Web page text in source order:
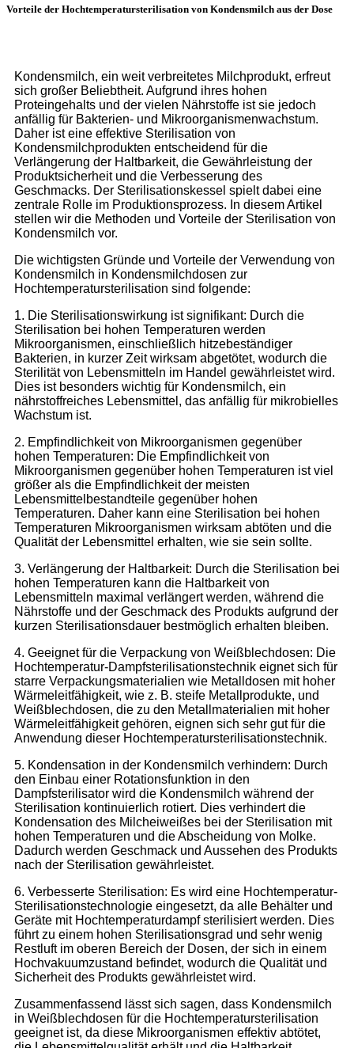
Vorteile der Hochtemperatursterilisation von Kondensmilch aus der Dose
Kondensmilch, ein weit verbreitetes Milchprodukt, erfreut
sich großer Beliebtheit. Aufgrund ihres hohen
Proteingehalts und der vielen Nährstoffe ist sie jedoch
anfällig für Bakterien- und Mikroorganismenwachstum.
Daher ist eine effektive Sterilisation von
Kondensmilchprodukten entscheidend für die
Verlängerung der Haltbarkeit, die Gewährleistung der
Produktsicherheit und die Verbesserung des
Geschmacks. Der Sterilisationskessel spielt dabei eine
zentrale Rolle im Produktionsprozess. In diesem Artikel
stellen wir die Methoden und Vorteile der Sterilisation von
Kondensmilch vor.
Die wichtigsten Gründe und Vorteile der Verwendung von
Kondensmilch in Kondensmilchdosen zur
Hochtemperatursterilisation sind folgende:
1. Die Sterilisationswirkung ist signifikant: Durch die
Sterilisation bei hohen Temperaturen werden
Mikroorganismen, einschließlich hitzebeständiger
Bakterien, in kurzer Zeit wirksam abgetötet, wodurch die
Sterilität von Lebensmitteln im Handel gewährleistet wird.
Dies ist besonders wichtig für Kondensmilch, ein
nährstoffreiches Lebensmittel, das anfällig für mikrobielles
Wachstum ist.
2. Empfindlichkeit von Mikroorganismen gegenüber
hohen Temperaturen: Die Empfindlichkeit von
Mikroorganismen gegenüber hohen Temperaturen ist viel
größer als die Empfindlichkeit der meisten
Lebensmittelbestandteile gegenüber hohen
Temperaturen. Daher kann eine Sterilisation bei hohen
Temperaturen Mikroorganismen wirksam abtöten und die
Qualität der Lebensmittel erhalten, wie sie sein sollte.
3. Verlängerung der Haltbarkeit: Durch die Sterilisation bei
hohen Temperaturen kann die Haltbarkeit von
Lebensmitteln maximal verlängert werden, während die
Nährstoffe und der Geschmack des Produkts aufgrund der
kurzen Sterilisationsdauer bestmöglich erhalten bleiben.
4. Geeignet für die Verpackung von Weißblechdosen: Die
Hochtemperatur-Dampfsterilisationstechnik eignet sich für
starre Verpackungsmaterialien wie Metalldosen mit hoher
Wärmeleitfähigkeit, wie z. B. steife Metallprodukte, und
Weißblechdosen, die zu den Metallmaterialien mit hoher
Wärmeleitfähigkeit gehören, eignen sich sehr gut für die
Anwendung dieser Hochtemperatursterilisationstechnik.
5. Kondensation in der Kondensmilch verhindern: Durch
den Einbau einer Rotationsfunktion in den
Dampfsterilisator wird die Kondensmilch während der
Sterilisation kontinuierlich rotiert. Dies verhindert die
Kondensation des Milcheiweißes bei der Sterilisation mit
hohen Temperaturen und die Abscheidung von Molke.
Dadurch werden Geschmack und Aussehen des Produkts
nach der Sterilisation gewährleistet.
6. Verbesserte Sterilisation: Es wird eine Hochtemperatur-
Sterilisationstechnologie eingesetzt, da alle Behälter und
Geräte mit Hochtemperaturdampf sterilisiert werden. Dies
führt zu einem hohen Sterilisationsgrad und sehr wenig
Restluft im oberen Bereich der Dosen, der sich in einem
Hochvakuumzustand befindet, wodurch die Qualität und
Sicherheit des Produkts gewährleistet wird.
Zusammenfassend lässt sich sagen, dass Kondensmilch
in Weißblechdosen für die Hochtemperatursterilisation
geeignet ist, da diese Mikroorganismen effektiv abtötet,